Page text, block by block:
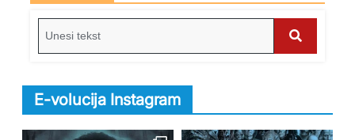
e
r
c
h
a
E-volucija Instagram